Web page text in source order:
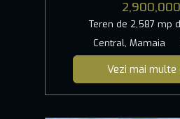
Teren de 2,587 mp
Central, Mamaia
Vezi mai multe